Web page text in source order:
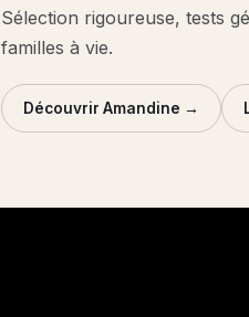
Sélection rigoureuse, tests
familles à vie.
Découvrir Amandine →